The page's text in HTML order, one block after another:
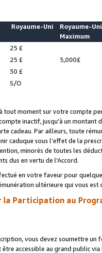
Royaume-Uni
Royaume-Uni
Maximum
25 £
25 £
5,000£
50 £
S/O
tout moment sur votre compte
inactif, jusqu'à un montant
cadeau. Par ailleurs, toute
caduque sous l’effet de la
minorés de toutes les
dus en vertu de l'Accord.
en votre faveur pour
ultérieure qui vous est
la Participation au
vous devez soumettre
accessible au grand public